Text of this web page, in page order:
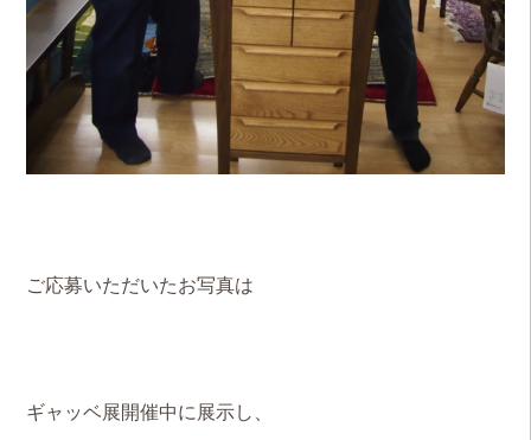
ご応募いただいたお写真は
ギャッベ展開催中に展示し、